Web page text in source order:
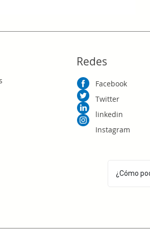
Redes
Facebook
Twitter
linkedin
Instagram
¿Cómo